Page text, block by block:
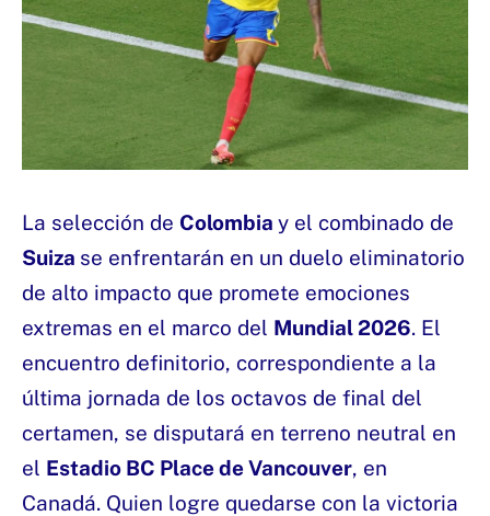
La selección de Colombia y el combinado de
Suiza se enfrentarán en un duelo eliminatorio
de alto impacto que promete emociones
extremas en el marco del Mundial 2026. El
encuentro definitorio, correspondiente a la
última jornada de los octavos de final del
certamen, se disputará en terreno neutral en
el Estadio BC Place de Vancouver, en
Canadá. Quien logre quedarse con la victoria